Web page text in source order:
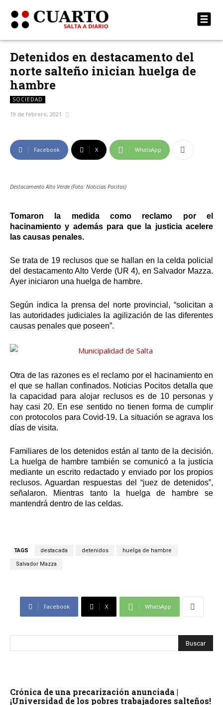
Detenidos en destacamento del
norte salteño inician huelga de
hambre
SOCIEDAD
19 de febrero, 2021
Facebook X WhatsApp
Destacamento Alto Verde (Foto: Noticias Pocitos)
Tomaron la medida como reclamo por el
hacinamiento y además para que la justicia acelere
las causas penales.
Se trata de 19 reclusos que se hallan en la celda policial
del destacamento Alto Verde (UR 4), en Salvador Mazza.
Ayer iniciaron una huelga de hambre.
Según indica la prensa del norte provincial, “solicitan a
las autoridades judiciales la agilización de las diferentes
causas penales que poseen”.
Otra de las razones es el reclamo por el hacinamiento en
el que se hallan confinados. Noticias Pocitos detalla que
la capacidad para alojar reclusos es de 10 personas y
hay casi 20. En ese sentido no tienen forma de cumplir
con protocolos para Covid-19. La situación se agrava los
días de visita.
Familiares de los detenidos están al tanto de la decisión.
La huelga de hambre también se comunicó a la justicia
mediante un escrito redactado y enviado por los propios
reclusos. Aguardan respuestas del “juez de detenidos”,
señalaron. Mientras tanto la huelga de hambre se
mantendrá dentro de las celdas.
TAGS destacada detenidos huelga de hambre
Salvador Mazza
Facebook X WhatsApp
Crónica de una precarización anunciada |
¡Universidad de los pobres trabajadores salteños!